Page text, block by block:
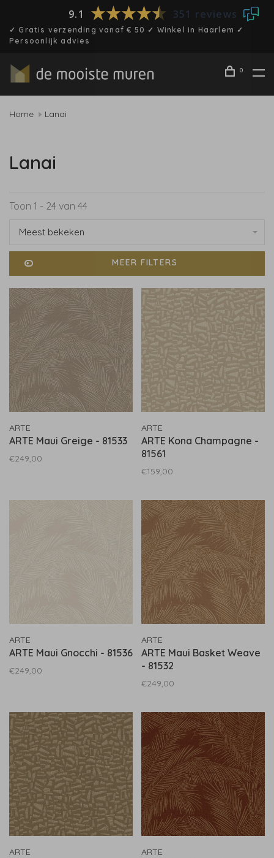
9.1 351 reviews
✓ Gratis verzending vanaf € 50 ✓ Winkel in Haarlem ✓
Persoonlijk advies
0
Home Lanai
Lanai
Toon 1 - 24 van 44
Meest bekeken
MEER FILTERS
ARTE
ARTE Maui Greige - 81533
€249,00
ARTE
ARTE Kona Champagne -
81561
€159,00
ARTE
ARTE Maui Gnocchi - 81536
€249,00
ARTE
ARTE Maui Basket Weave
- 81532
€249,00
ARTE ARTE